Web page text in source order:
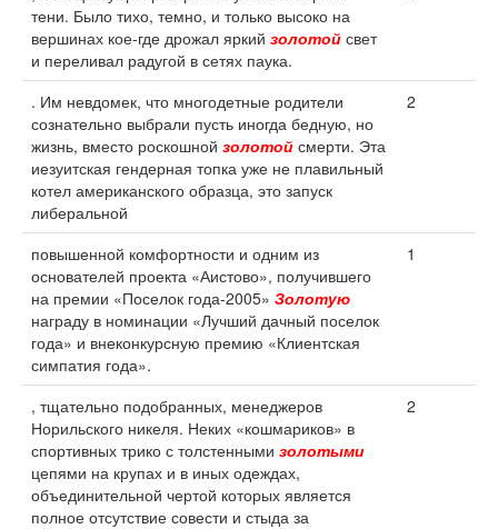
тени. Было тихо, темно, и только высоко на
вершинах кое-где дрожал яркий золотой свет
и переливал радугой в сетях паука.
. Им невдомек, что многодетные родители
сознательно выбрали пусть иногда бедную, но
жизнь, вместо роскошной золотой смерти. Эта
иезуитская гендерная топка уже не плавильный
котел американского образца, это запуск
либеральной
2
повышенной комфортности и одним из
основателей проекта «Аистово», получившего
на премии «Поселок года-2005» Золотую
награду в номинации «Лучший дачный поселок
года» и внеконкурсную премию «Клиентская
симпатия года».
1
, тщательно подобранных, менеджеров
Норильского никеля. Неких «кошмариков» в
спортивных трико с толстенными золотыми
цепями на крупах и в иных одеждах,
объединительной чертой которых является
полное отсутствие совести и стыда за
2